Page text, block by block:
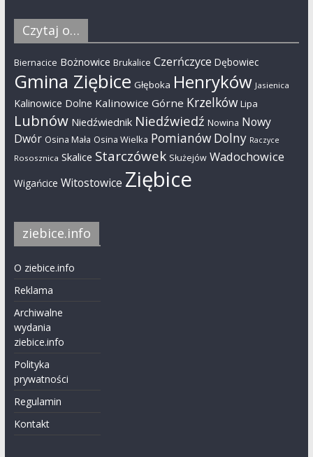
Czytaj o…
Biernacice Bożnowice Brukalice Czerńczyce Dębowiec
Gmina Ziębice Głęboka Henryków Jasienica
Kalinowice Dolne Kalinowice Górne Krzelków Lipa
Lubnów Niedźwiednik Niedźwiedź Nowina Nowy
Dwór Osina Mała Osina Wielka Pomianów Dolny Raczyce
Rososznica Skalice Starczówek Służejów Wadochowice
Wigańcice Witostowice Ziębice
ziebice.info
O ziebice.info
Reklama
Archiwalne
wydania
ziebice.info
Polityka
prywatności
Regulamin
Kontakt